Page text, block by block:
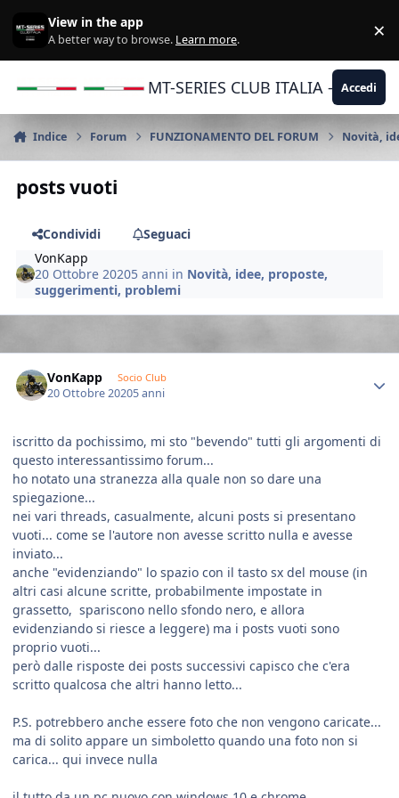
View in the app
A better way to browse. Learn more. ×
MT-SERIES CLUB ITALIA -Accedi
Indice Forum FUNZIONAMENTO DEL FORUM Novità,
posts vuoti
Condividi
Seguaci
VonKapp
20 Ottobre 20205 anni in Novità, idee, proposte,
suggerimenti, problemi
VonKapp Socio Club
20 Ottobre 20205 anni
iscritto da pochissimo, mi sto "bevendo" tutti gli argomenti di
questo interessantissimo forum...
ho notato una stranezza alla quale non so dare una
spiegazione...
nei vari threads, casualmente, alcuni posts si presentano
vuoti... come se l'autore non avesse scritto nulla e avesse
inviato...
anche "evidenziando" lo spazio con il tasto sx del mouse (in
altri casi alcune scritte, probabilmente impostate in
grassetto, spariscono nello sfondo nero, e allora
evidenziando si riesce a leggere) ma i posts vuoti sono
proprio vuoti...
però dalle risposte dei posts successivi capisco che c'era
scritto qualcosa che altri hanno letto...
P.S. potrebbero anche essere foto che non vengono caricate...
ma di solito appare un simboletto quando una foto non si
carica... qui invece nulla